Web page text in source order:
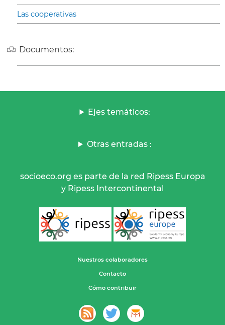
Las cooperativas
Documentos:
Ejes temáticos:
Otras entradas :
socioeco.org es parte de la red Ripess Europa
y Ripess Intercontinental
Nuestros colaboradores
Contacto
Cómo contribuir